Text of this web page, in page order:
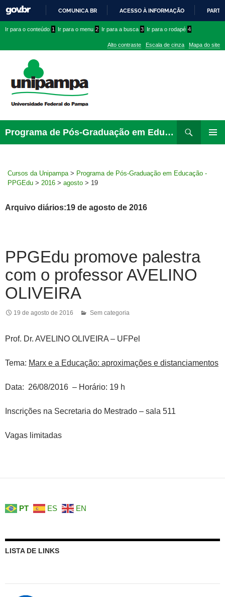
PARA
CONTEÚDO
COMUNICA BR ACESSO À INFORMAÇÃO
conteúdo
menu
superior
menu
Ir para o conteúdo 1 Ir para o menu 2 Ir para a busca 3 Ir para o rodapé 4
Alto contraste Escala de cinza Mapa do site
Programa de Pós-Graduação em Educação – PPGEdu
para
Cursos da Unipampa > Programa de Pós-Graduação em Educação -
PPGEdu > 2016 > agosto > 19
Arquivo diários:19 de agosto de 2016
PPGEdu promove palestra
com o professor AVELINO
OLIVEIRA
19 de agosto de 2016 Sem categoria
Prof. Dr. AVELINO OLIVEIRA – UFPel
Tema: Marx e a Educação: aproximações e distanciamentos
Data: 26/08/2016 – Horário: 19 h
Inscrições na Secretaria do Mestrado – sala 511
Vagas limitadas
PT ES EN
LISTA DE LINKS